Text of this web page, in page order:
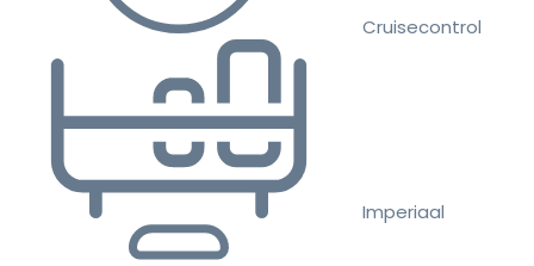
Cruisecontrol
Imperiaal